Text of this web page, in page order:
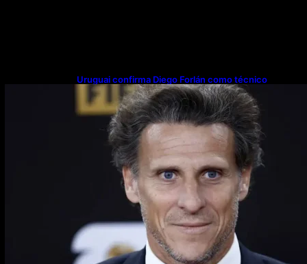
Uruguai confirma Diego Forlán como técnico
principal e da sub-20 após saída de Bielsa